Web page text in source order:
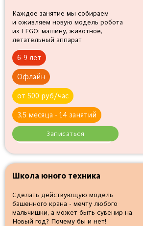
Каждое занятие мы собираем
и оживляем новую модель робота
из LEGO: машину, животное,
летательный аппарат
6-9 лет
Офлайн
от 500 руб/час
3,5 месяца - 14 занятий
Записаться
Школа юного техника
Сделать действующую модель
башенного крана - мечту любого
мальчишки, а может быть сувенир на
Новый год? Почему бы и нет!